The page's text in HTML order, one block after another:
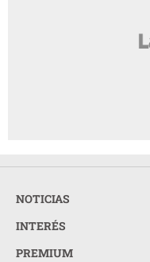
NOTICIAS
INTERÉS
PREMIUM